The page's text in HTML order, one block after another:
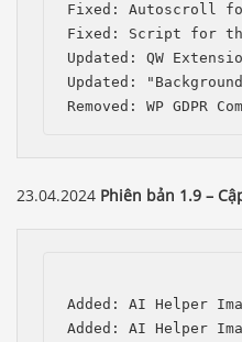
Fixed: Autoscroll
Fixed: Script for
Updated: QW
Updated:
Removed: WP
23.04.2024 Phiên bản 1.9 –
Added: AI Helper
Added: AI Helper